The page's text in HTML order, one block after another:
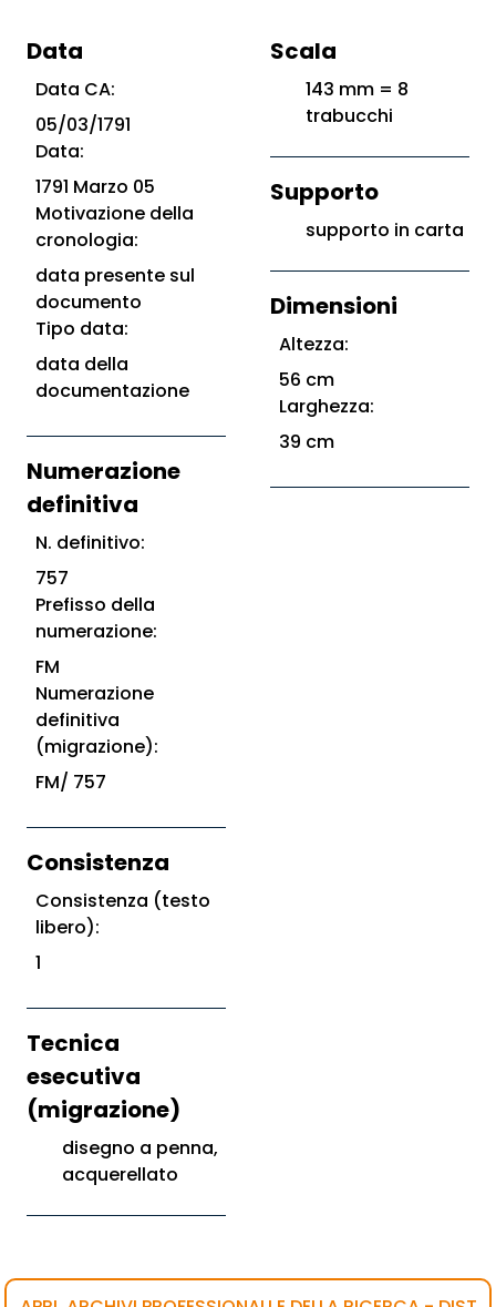
Data
Data CA:
05/03/1791
Data:
1791 Marzo 05
Motivazione della
cronologia:
data presente sul
documento
Tipo data:
data della
documentazione
Numerazione
definitiva
N. definitivo:
757
Prefisso della
numerazione:
FM
Numerazione
definitiva
(migrazione):
FM/ 757
Consistenza
Consistenza (testo
libero):
1
Tecnica
esecutiva
(migrazione)
disegno a penna,
acquerellato
Scala
143 mm = 8
trabucchi
Supporto
supporto in carta
Dimensioni
Altezza:
56 cm
Larghezza:
39 cm